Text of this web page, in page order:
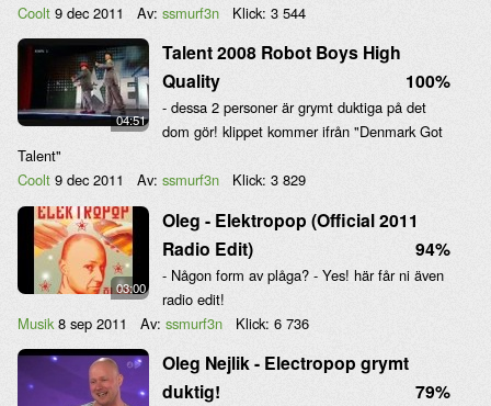
Coolt 9 dec 2011 Av: ssmurf3n Klick: 3 544
04:51
Talent 2008 Robot Boys High
Quality
100%
- dessa 2 personer är grymt duktiga på det
dom gör! klippet kommer ifrån "Denmark Got
Talent"
Coolt 9 dec 2011 Av: ssmurf3n Klick: 3 829
03:00
Oleg - Elektropop (Official 2011
Radio Edit)
94%
- Någon form av plåga? - Yes! här får ni även
radio edit!
Musik 8 sep 2011 Av: ssmurf3n Klick: 6 736
Oleg Nejlik - Electropop grymt
duktig!
79%